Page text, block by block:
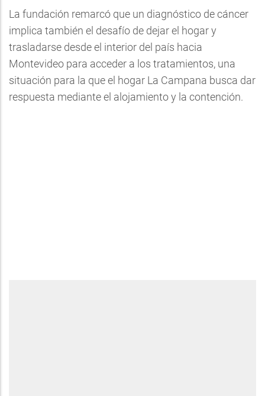
La fundación remarcó que un diagnóstico de cáncer
implica también el desafío de dejar el hogar y
trasladarse desde el interior del país hacia
Montevideo para acceder a los tratamientos, una
situación para la que el hogar La Campana busca dar
respuesta mediante el alojamiento y la contención.